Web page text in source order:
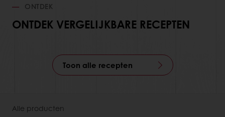
ONTDEK
ONTDEK VERGELIJKBARE RECEPTEN
Toon alle recepten
Alle producten